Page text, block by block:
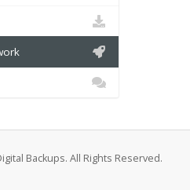
Backups. All Rights Reserved.